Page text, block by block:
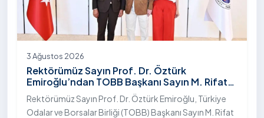
3 Ağustos 2026
Rektörümüz Sayın Prof. Dr. Öztürk
Emiroğlu’ndan TOBB Başkanı Sayın M. Rifat
Hisarcıklıoğlu’na Ziyaret
Rektörümüz Sayın Prof. Dr. Öztürk Emiroğlu, Türkiye
Odalar ve Borsalar Birliği (TOBB) Başkanı Sayın M. Rifat